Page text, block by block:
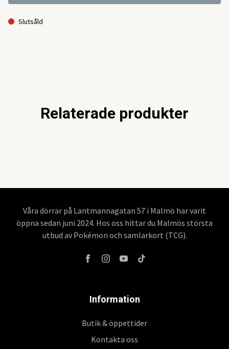
Slutsåld
Relaterade produkter
Våra dörrar på Lantmannagatan 57 i Malmö har varit
öppna sedan juni 2024. Hos oss hittar du Malmös största
utbud av Pokémon och samlarkort (TCG).
Information
Butik & öppettider
Kontakta oss